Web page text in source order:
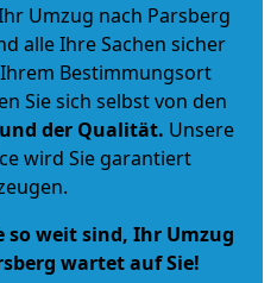
Umzug nach Parsberg
alle Ihre Sachen sicher
Bestimmungsort
Sie sich selbst von den
der Qualität. Unsere
wird Sie garantiert
so weit sind, Ihr Umzug
wartet auf Sie!